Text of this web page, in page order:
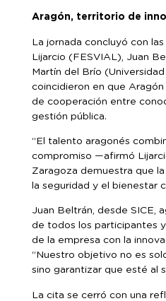
Aragón, territorio de
La jornada concluyó con
Lijarcio (FESVIAL), Juan
Martín del Brío
coincidieron en que
de cooperación entre
gestión pública.
“El talento aragonés
compromiso —afirmó
Zaragoza demuestra que
la seguridad y el bienestar
Juan Beltrán, desde SICE,
de todos los participantes
de la empresa con la
“Nuestro objetivo no es
sino garantizar que esté al
La cita se cerró con una